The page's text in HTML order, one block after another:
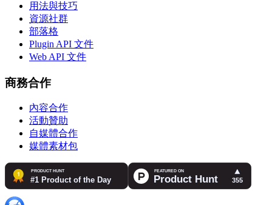
用法與技巧
資源社群
部落格
Plugin API 文件
Web API 文件
商務合作
內容合作
活動贊助
自媒體合作
媒體素材包